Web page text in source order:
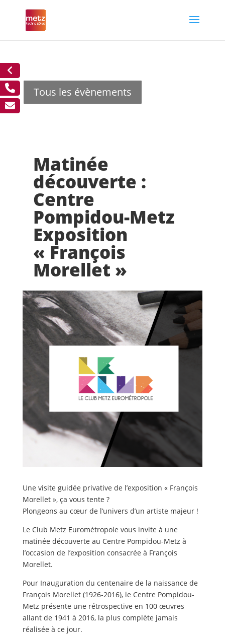
Tous les évènements
Matinée
découverte :
Centre
Pompidou-Metz
Exposition
« François
Morellet »
Une visite guidée privative de l’exposition « François
Morellet », ça vous tente ?
Plongeons au cœur de l’univers d’un artiste majeur !
Le Club Metz Eurométropole vous invite à une
matinée découverte au Centre Pompidou-Metz à
l’occasion de l’exposition consacrée à François
Morellet.
Pour Inauguration du centenaire de la naissance de
François Morellet (1926-2016), le Centre Pompidou-
Metz présente une rétrospective en 100 œuvres
allant de 1941 à 2016, la plus complète jamais
réalisée à ce jour.